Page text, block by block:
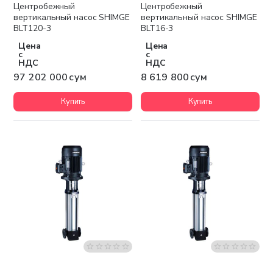
Центробежный
вертикальный насос SHIMGE
BLT120-3
Цена
с
НДС
97 202 000 сум
Купить
Центробежный
вертикальный насос SHIMGE
BLT16-3
Цена
с
НДС
8 619 800 сум
Купить